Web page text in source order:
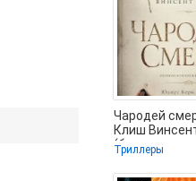
Чародей
Клиш
(бесплатные
книги
.txt,
Триллеры